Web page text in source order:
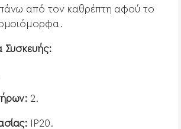
από τον καθρέπτη αφού το
Συσκευής:
2.
: IP20.